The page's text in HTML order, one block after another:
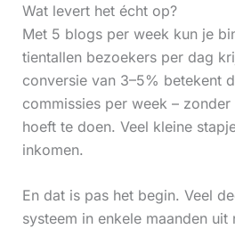
Wat levert het écht op?
Met 5 blogs per week kun je
tientallen bezoekers per dag
conversie van 3–5% betekent
commissies per week –
hoeft te doen. Veel kleine
inkomen.
En dat is pas het begin. Veel
systeem in enkele maanden uit